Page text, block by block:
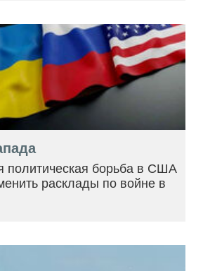
политическая борьба в США
расклады по войне в